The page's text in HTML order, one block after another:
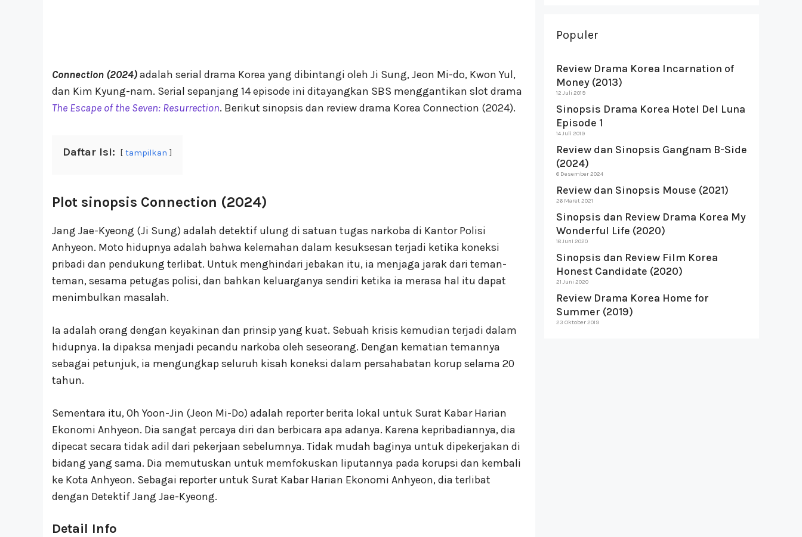
Connection (2024)adalah serial drama Korea yang dibintangi oleh Ji Sung, Jeon Mi-do, Kwon Yul,
dan Kim Kyung-nam. Serial sepanjang 14 episode ini ditayangkan SBS menggantikan slot drama
The Escape of the Seven: Resurrection. Berikut sinopsis dan review drama Korea Connection (2024).
Daftar Isi: tampilkan
Plot sinopsis Connection (2024)
Jang Jae-Kyeong (Ji Sung) adalah detektif ulung di satuan tugas narkoba di Kantor Polisi
Anhyeon. Moto hidupnya adalah bahwa kelemahan dalam kesuksesan terjadi ketika koneksi
pribadi dan pendukung terlibat. Untuk menghindari jebakan itu, ia menjaga jarak dari teman-
teman, sesama petugas polisi, dan bahkan keluarganya sendiri ketika ia merasa hal itu dapat
menimbulkan masalah.
Ia adalah orang dengan keyakinan dan prinsip yang kuat. Sebuah krisis kemudian terjadi dalam
hidupnya. Ia dipaksa menjadi pecandu narkoba oleh seseorang. Dengan kematian temannya
sebagai petunjuk, ia mengungkap seluruh kisah koneksi dalam persahabatan korup selama 20
tahun.
Sementara itu, Oh Yoon-Jin (Jeon Mi-Do) adalah reporter berita lokal untuk Surat Kabar Harian
Ekonomi Anhyeon. Dia sangat percaya diri dan berbicara apa adanya. Karena kepribadiannya, dia
dipecat secara tidak adil dari pekerjaan sebelumnya. Tidak mudah baginya untuk dipekerjakan di
bidang yang sama. Dia memutuskan untuk memfokuskan liputannya pada korupsi dan kembali
ke Kota Anhyeon. Sebagai reporter untuk Surat Kabar Harian Ekonomi Anhyeon, dia terlibat
dengan Detektif Jang Jae-Kyeong.
Detail Info
Populer
Review Drama Korea Incarnation of
Money (2013)
12 Juli 2019
Sinopsis Drama Korea Hotel Del Luna
Episode 1
14 Juli 2019
Review dan Sinopsis Gangnam B-Side
(2024)
6 Desember 2024
Review dan Sinopsis Mouse (2021)
26 Maret 2021
Sinopsis dan Review Drama Korea My
Wonderful Life (2020)
18 Juni 2020
Sinopsis dan Review Film Korea
Honest Candidate (2020)
21 Juni 2020
Review Drama Korea Home for
Summer (2019)
23 Oktober 2019